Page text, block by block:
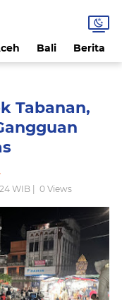
Bali Berita
Tabanan,
WIB | 0Views